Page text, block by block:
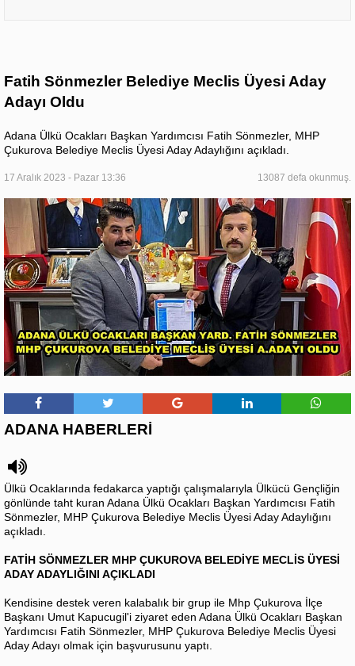
Fatih Sönmezler Belediye Meclis Üyesi Aday
Adayı Oldu
Adana Ülkü Ocakları Başkan Yardımcısı Fatih Sönmezler, MHP
Çukurova Belediye Meclis Üyesi Aday Adaylığını açıkladı.
17 Aralık 2023 - Pazar 13:36 13087 defa okunmuş.
ADANA HABERLERİ
Ülkü Ocaklarında fedakarca yaptığı çalışmalarıyla Ülkücü Gençliğin
gönlünde taht kuran Adana Ülkü Ocakları Başkan Yardımcısı Fatih
Sönmezler, MHP Çukurova Belediye Meclis Üyesi Aday Adaylığını
açıkladı.
FATİH SÖNMEZLER MHP ÇUKUROVA BELEDİYE MECLİS ÜYESİ
ADAY ADAYLIĞINI AÇIKLADI
Kendisine destek veren kalabalık bir grup ile Mhp Çukurova İlçe
Başkanı Umut Kapucugil'i ziyaret eden Adana Ülkü Ocakları Başkan
Yardımcısı Fatih Sönmezler, MHP Çukurova Belediye Meclis Üyesi
Aday Adayı olmak için başvurusunu yaptı.